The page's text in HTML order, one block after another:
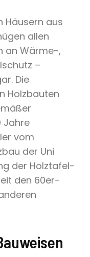
Häusern aus
allen
an Wärme-,
–
Die
Holzbauten
Jahre
vom
der Uni
der Holztafel-
den 60er-